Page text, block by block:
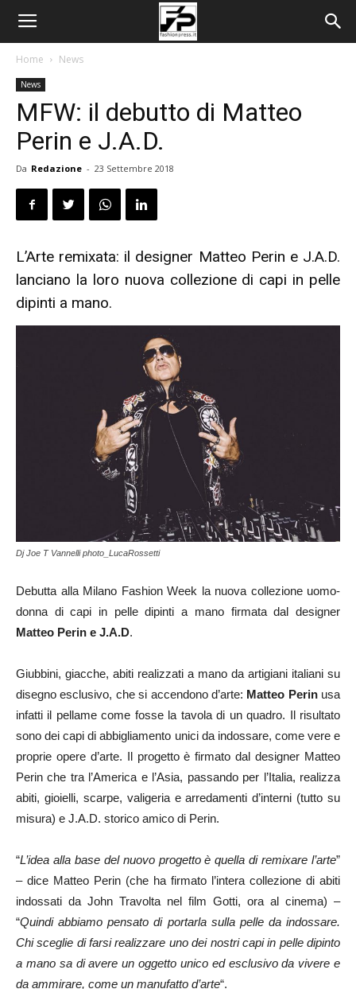
Home News
News
MFW: il debutto di Matteo
Perin e J.A.D.
Da Redazione - 23 Settembre 2018
L’Arte remixata: il designer Matteo Perin e J.A.D.
lanciano la loro nuova collezione di capi in pelle
dipinti a mano.
Dj Joe T Vannelli photo_LucaRossetti
Debutta alla Milano Fashion Week la nuova collezione uomo-
donna di capi in pelle dipinti a mano firmata dal designer
Matteo Perin e J.A.D.
Giubbini, giacche, abiti realizzati a mano da artigiani italiani su
disegno esclusivo, che si accendono d’arte: Matteo Perinusa
infatti il pellame come fosse la tavola di un quadro. Il risultato
sono dei capi di abbigliamento unici da indossare, come vere e
proprie opere d’arte. Il progetto è firmato dal designer Matteo
Perin che tra l’America e l’Asia, passando per l’Italia, realizza
abiti, gioielli, scarpe, valigeria e arredamenti d’interni (tutto su
misura) e J.A.D. storico amico di Perin.
“L’idea alla base del nuovo progetto è quella di remixare l’arte”
– dice Matteo Perin (che ha firmato l’intera collezione di abiti
indossati da John Travolta nel film Gotti, ora al cinema) –
“Quindi abbiamo pensato di portarla sulla pelle da indossare.
Chi sceglie di farsi realizzare uno dei nostri capi in pelle dipinto
a mano sa di avere un oggetto unico ed esclusivo da vivere e
da ammirare, come un manufatto d’arte“.